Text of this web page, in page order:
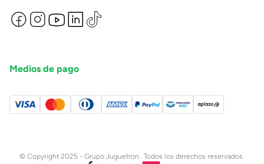
Términos y Condiciones
Devoluciones de Compras en Línea
Medios de pago
© Copyright 2025 - Grupo Juguetron . Todos los derechos reservados.